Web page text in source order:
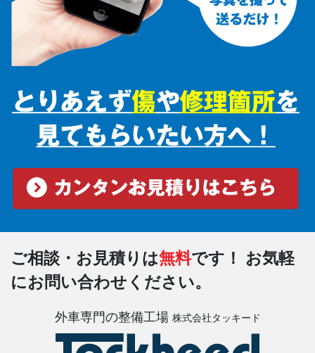
ご相談・お見積りは無料です！
お気軽
にお問い合わせください。
外車専門の整備工場 株式会社タッキード